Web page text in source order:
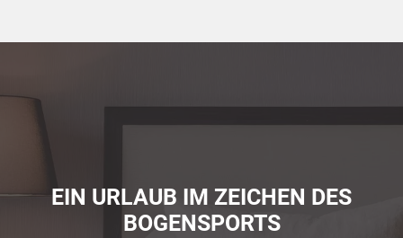
EIN URLAUB IM ZEICHEN DES
BOGENSPORTS